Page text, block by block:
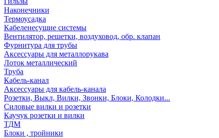
Наконечники
Термоусадка
Кабеленесущие системы
Вентилятор, решетки, воздуховод, обр. клапан
Фурнитура для трубы
Аксессуары для металлорукава
Лоток металлический
Труба
Кабель-канал
Аксессуары для кабель-канала
Розетки, Выкл, Вилки, Звонки, Блоки, Колодки...
Силовые вилки и розетки
Каучук розетки и вилки
ТДМ
Блоки , тройники